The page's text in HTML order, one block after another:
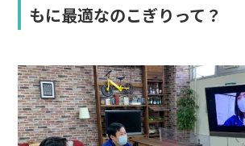
もに最適なのこぎりって？